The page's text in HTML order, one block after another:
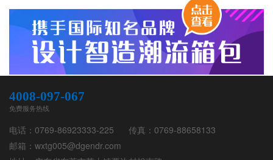
电话： 0769-86923333-225 传真： 0769-88658133
邮箱： wxtg005@dgendr.com
4008-097-067
免费服务热线